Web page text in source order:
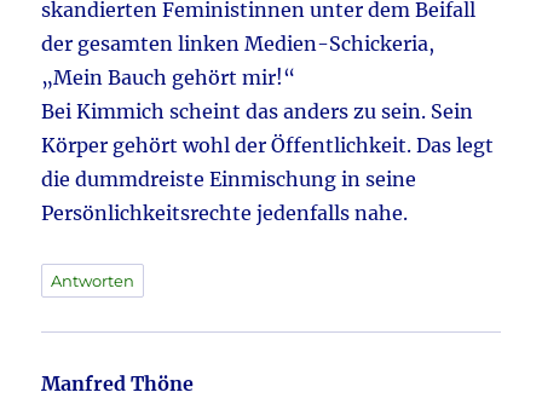
skandierten Feministinnen unter dem Beifall
der gesamten linken Medien-Schickeria,
„Mein Bauch gehört mir!“
Bei Kimmich scheint das anders zu sein. Sein
Körper gehört wohl der Öffentlichkeit. Das legt
die dummdreiste Einmischung in seine
Persönlichkeitsrechte jedenfalls nahe.
Antworten
Manfred Thöne